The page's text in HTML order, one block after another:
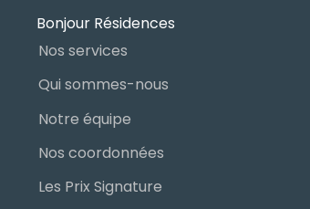
Bonjour Résidences
Nos services
Qui sommes-nous
Notre équipe
Nos coordonnées
Les Prix Signature